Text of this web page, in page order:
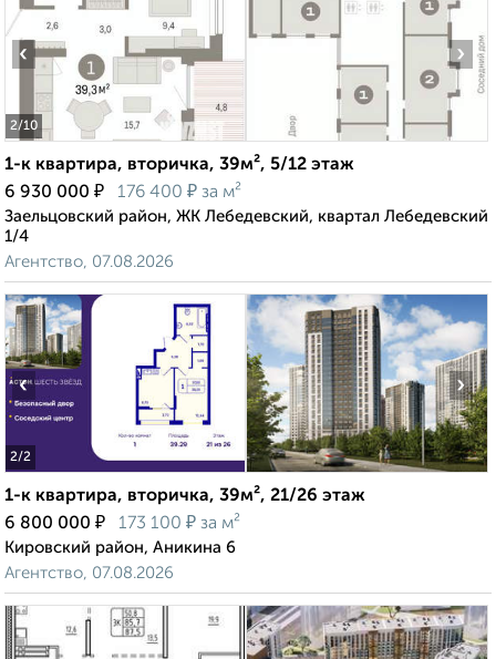
2/10
‹ ›
1-к квартира, вторичка, 39м², 5/12 этаж
6 930 000 ₽ 176 400 ₽ за м²
Заельцовский район, ЖК Лебедевский, квартал Лебедевский
1/4
Агентство, 07.08.2026
2/2
‹ ›
1-к квартира, вторичка, 39м², 21/26 этаж
6 800 000 ₽ 173 100 ₽ за м²
Кировский район, Аникина 6
Агентство, 07.08.2026